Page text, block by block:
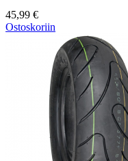
45,99 €
Ostoskoriin